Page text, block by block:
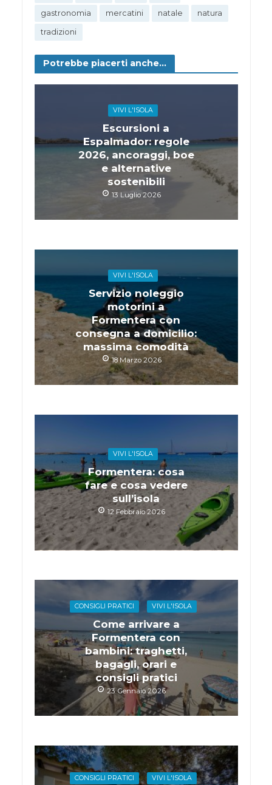
gastronomia mercatini natale natura
tradizioni
Potrebbe piacerti anche...
VIVI L'ISOLA
Escursioni a
Espalmador: regole
2026, ancoraggi, boe
e alternative
sostenibili
13 Luglio 2026
VIVI L'ISOLA
Servizio noleggio
motorini a
Formentera con
consegna a domicilio:
massima comodità
18 Marzo 2026
VIVI L'ISOLA
Formentera: cosa
fare e cosa vedere
sull’isola
12 Febbraio 2026
CONSIGLI PRATICI VIVI L'ISOLA
Come arrivare a
Formentera con
bambini: traghetti,
bagagli, orari e
consigli pratici
23 Gennaio 2026
CONSIGLI PRATICI VIVI L'ISOLA